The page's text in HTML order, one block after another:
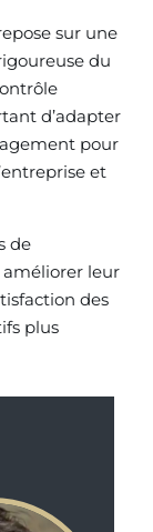
sur une
du
d’adapter
pour
et
de
leur
des
plus